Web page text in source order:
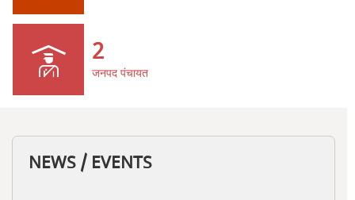
2
जनपद पंचायत
NEWS / EVENTS